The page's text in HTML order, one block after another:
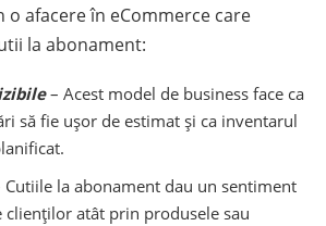
o afacere în eCommerce care
la abonament:
– Acest model de business face ca
să fie ușor de estimat și ca inventarul
la abonament dau un sentiment
clienților atât prin produsele sau